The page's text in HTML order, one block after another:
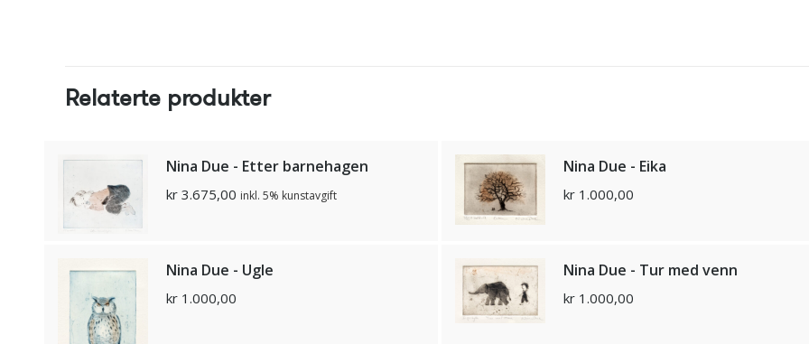
Relaterte produkter
Nina Due - Etter barnehagen
kr 3.675,00 inkl. 5% kunstavgift
Nina Due - Eika
kr1.000,00
Nina Due - Ugle
kr 1.000,00
Nina Due - Tur med venn
kr1.000,00